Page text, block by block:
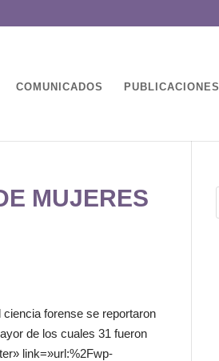
COMUNICADOS PUBLICACIONES
MUJERES
forense se reportaron
de los cuales 31 fueron
link=»url:%2Fwp-